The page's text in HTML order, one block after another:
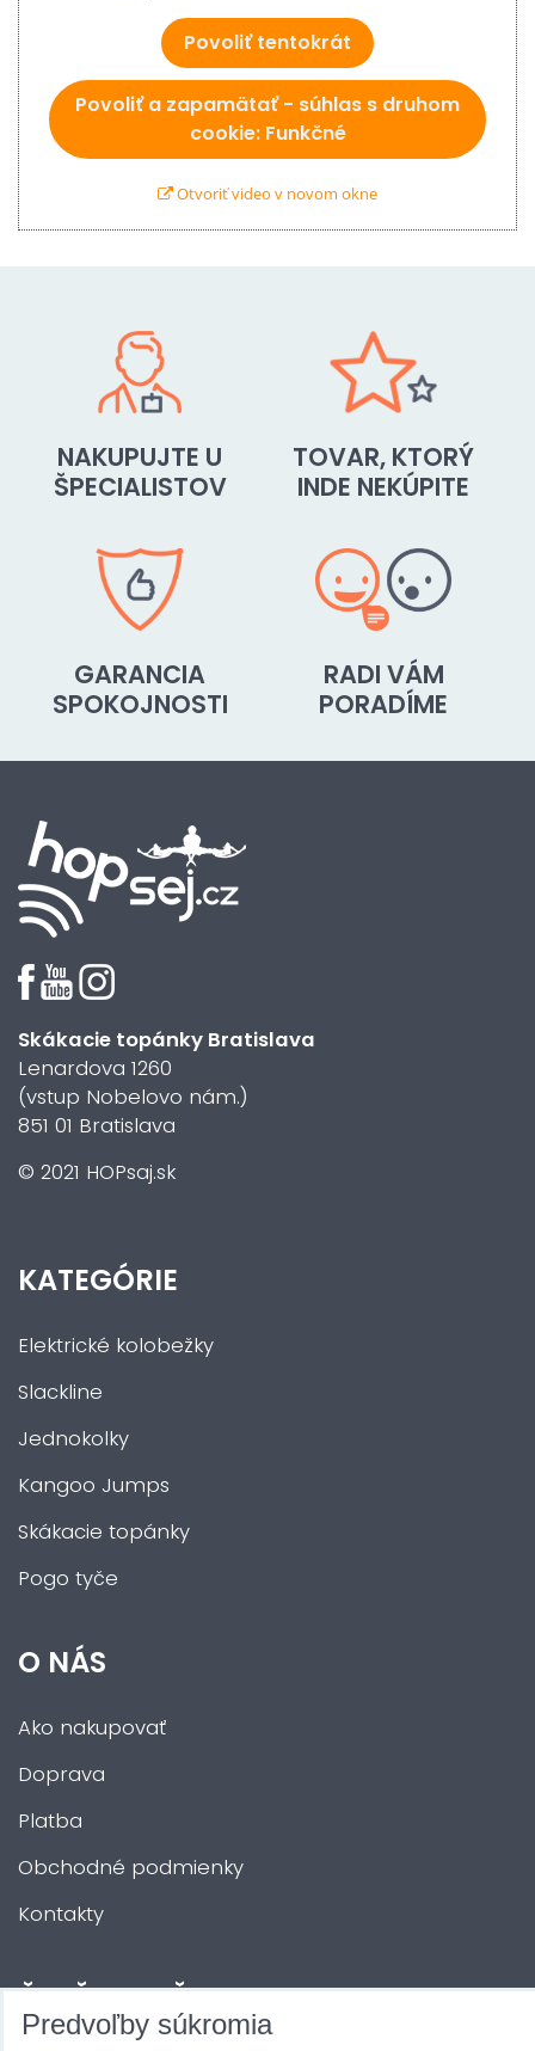
Povoliť tentokrát
Povoliť a zapamätať - súhlas s druhom
cookie: Funkčné
Otvoriť video v novom okne
NAKUPUJTE U
ŠPECIALISTOV
TOVAR, KTORÝ
INDE NEKÚPITE
GARANCIA
SPOKOJNOSTI
RADI VÁM
PORADÍME
Skákacie topánky Bratislava
Lenardova 1260
(vstup Nobelovo nám.)
851 01 Bratislava
© 2021 HOPsaj.sk
KATEGÓRIE
Elektrické kolobežky
Slackline
Jednokolky
Kangoo Jumps
Skákacie topánky
Pogo tyče
O NÁS
Ako nakupovať
Doprava
Platba
Obchodné podmienky
Kontakty
ĎALŠIE SLUŽBY
Predvoľby súkromia